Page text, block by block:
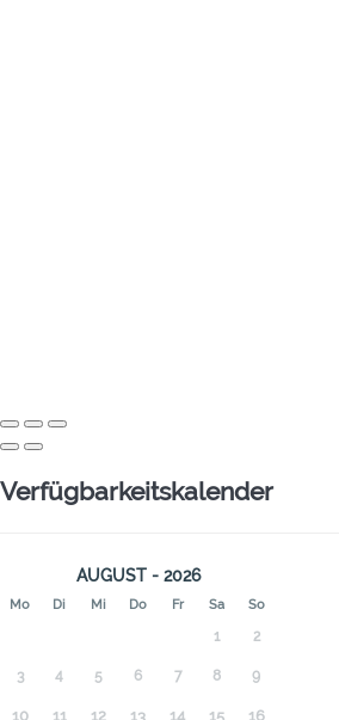
Verfügbarkeitskalender
AUGUST - 2026
Mo Di Mi Do Fr Sa So
1 2
3 4 5 6 7 8 9
10 11 12 13 14 15 16